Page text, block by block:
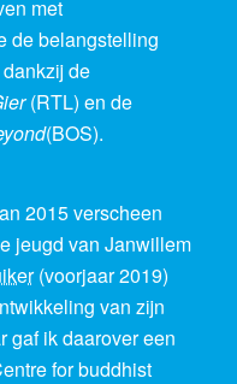
met
de belangstelling
de
(RTL) en de
(BOS).
2015 verscheen
jeugd van Janwillem
(voorjaar 2019)
van zijn
gaf ik daarover een
for buddhist